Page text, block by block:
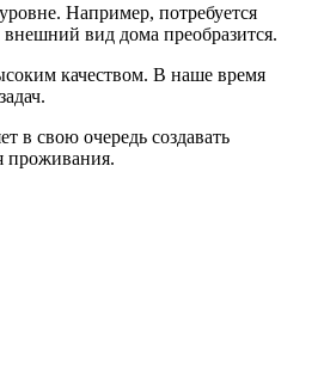
Например, потребуется
вид дома преобразится.
качеством. В наше время
в свою очередь создавать
проживания.